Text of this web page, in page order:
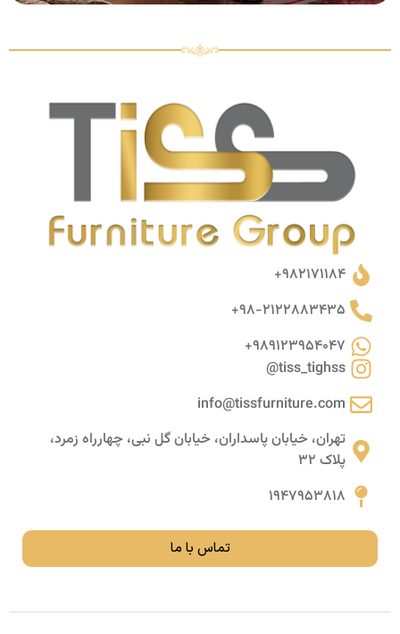
982171184+
98-2122883435+
989123954047+
tiss_tighss@
info@tissfurniture.com
تهران، خیابان پاسداران، خیابان گل نبی، چهارراه زمرد،
پلاک 32
1947953818
تماس با ما